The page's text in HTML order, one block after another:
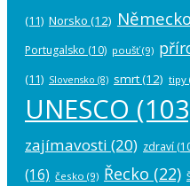
(11) Norsko (12) Německo
Portugalsko (10) poušť(9)
(11) Slovensko (8) smrt(12) tipy
UNESCO
zajímavosti (20) zdraví
(16) česko (9) Řecko (22)